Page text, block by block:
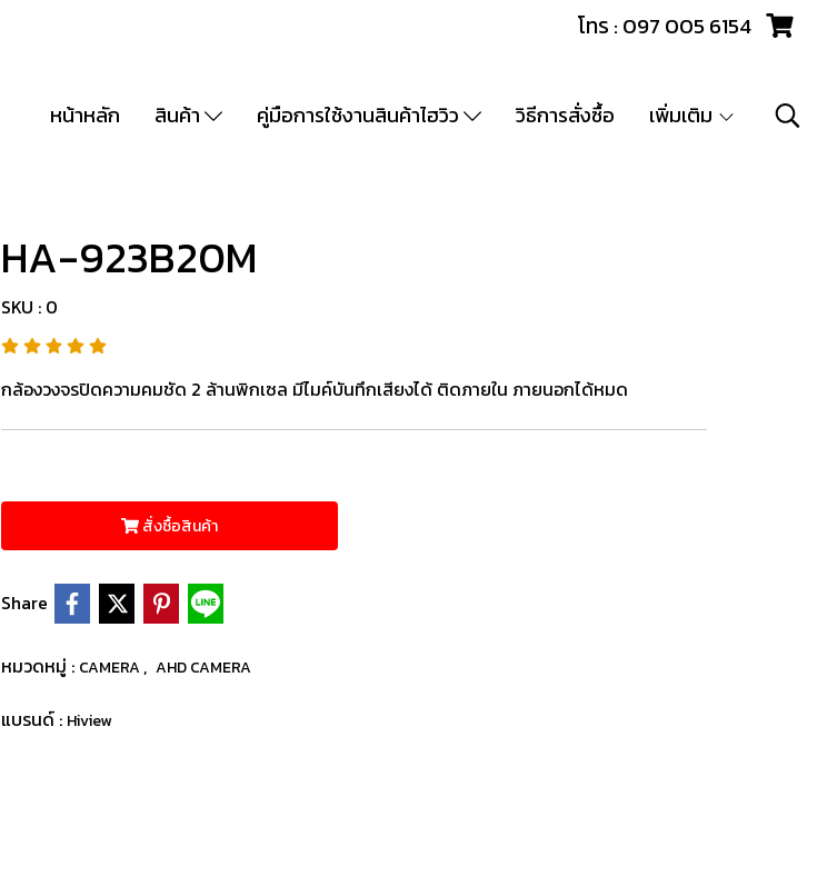
โทร : 097 005 6154
หน้าหลัก สินค้า คู่มือการใช้งานสินค้าไฮวิว วิธีการสั่งซื้อ เพิ่มเติม
HA-923B20M
SKU : 0
กล้องวงจรปิดความคมชัด 2 ล้านพิกเซล มีไมค์บันทึกเสียงได้ ติดภายใน ภายนอกได้หมด
สั่งซื้อสินค้า
Share
หมวดหมู่ : CAMERA , AHD CAMERA
แบรนด์ : Hiview